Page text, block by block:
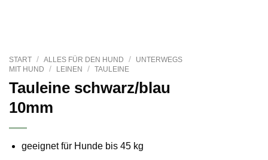
START / ALLES FÜR DEN HUND /
UNTERWEGS
MIT HUND
/ LEINEN / TAULEINE
Tauleine schwarz/blau
10mm
geeignet für Hunde bis45 kg